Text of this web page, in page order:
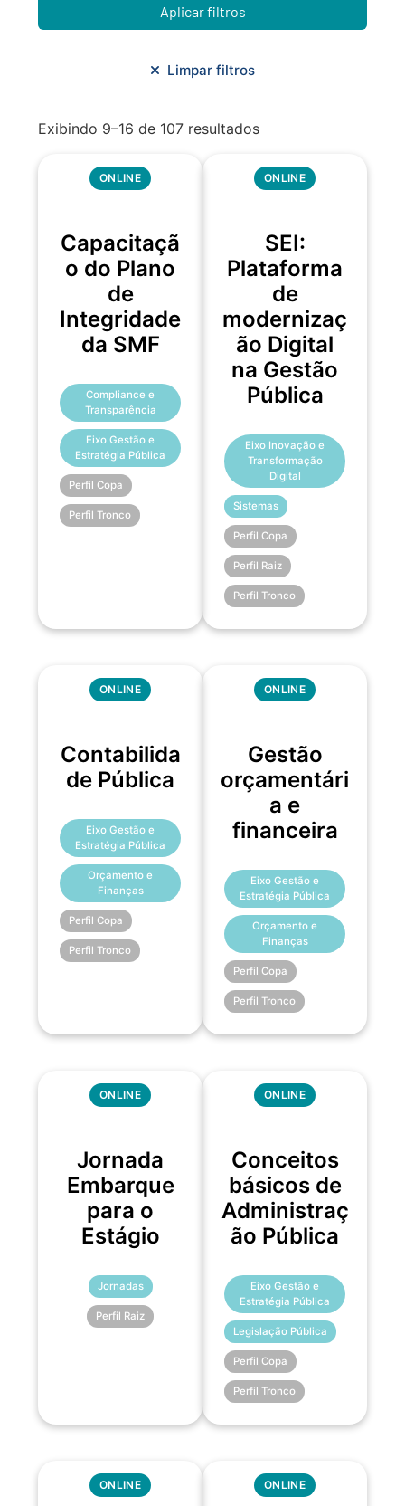
Metodologias Ágeis
Orçamento e Finanças
Planejamento Urbano/Mobilidade
Aplicar filtros
Limpar filtros
Exibindo 9–16 de 107 resultados
ONLINE
Capacitaçã
o do Plano
de
Integridade
da SMF
Compliance e
Transparência
Eixo Gestão e
Estratégia Pública
Perfil Copa
Perfil Tronco
ONLINE
SEI:
Plataforma
de
modernizaç
ão Digital
na Gestão
Pública
Eixo Inovação e
Transformação
Digital
Sistemas
Perfil Copa
Perfil Raiz
Perfil Tronco
ONLINE
Contabilida
de Pública
Eixo Gestão e
Estratégia Pública
Orçamento e
Finanças
Perfil Copa
Perfil Tronco
ONLINE
Gestão
orçamentári
a e
financeira
Eixo Gestão e
Estratégia Pública
Orçamento e
Finanças
Perfil Copa
Perfil Tronco
ONLINE
Jornada
Embarque
para o
Estágio
Jornadas
Perfil Raiz
ONLINE
Conceitos
básicos de
Administraç
ão Pública
Eixo Gestão e
Estratégia Pública
Legislação Pública
Perfil Copa
Perfil Tronco
ONLINE ONLINE